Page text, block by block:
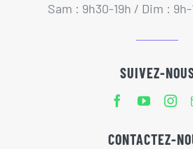
Sam : 9h30-19h / Dim : 9h-
SUIVEZ-
CONTACTEZ-